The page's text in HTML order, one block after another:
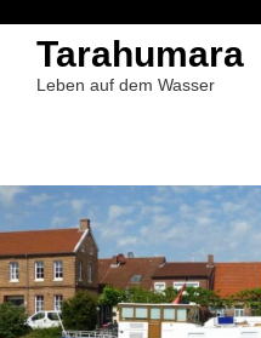
Tarahumara
Leben auf dem Wasser